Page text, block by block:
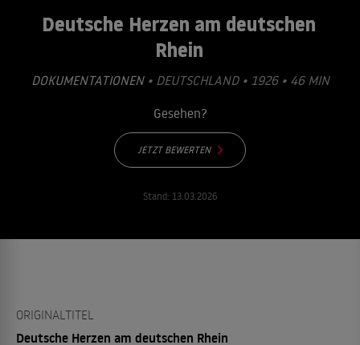
Deutsche Herzen am deutschen
Rhein
DOKUMENTATIONEN• DEUTSCHLAND • 1926 • 46 MIN
Gesehen?
JETZT BEWERTEN
Stand: 13.03.2026
ORIGINALTITEL
Deutsche Herzen am deutschen Rhein